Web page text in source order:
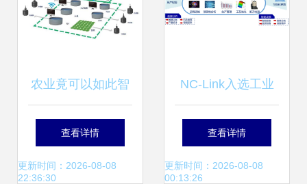
农业竟可以如此智
能!未来我国农业发
展的8大趋势!
查看详情
更新时间：2026-08-08
22:36:30
NC-Link入选工业
互联网优秀案例 引
领数控装备数据互
查看详情
更新时间：2026-08-08
00:13:26